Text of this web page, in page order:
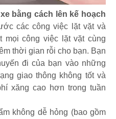
bằng cách lên kế hoạch
các công việc lặt vặt và
mọi công việc lặt vặt cùng
thời gian rỗi cho bạn. Bạn
đi của bạn vào những
giao thông không tốt và
xăng cao hơn trong tuần
không dễ hỏng (bao gồm